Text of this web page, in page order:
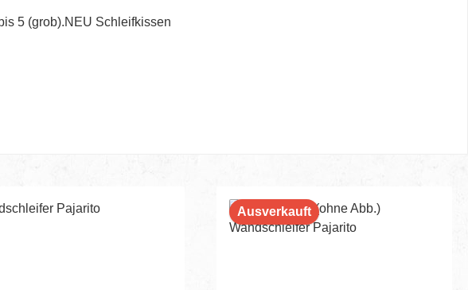
5 (grob).NEU Schleifkissen
Ausverkauft